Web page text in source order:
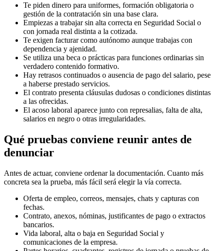
Te piden dinero para uniformes, formación obligatoria o
gestión de la contratación sin una base clara.
Empiezas a trabajar sin alta correcta en Seguridad Social o
con jornada real distinta a la cotizada.
Te exigen facturar como autónomo aunque trabajas con
dependencia y ajenidad.
Se utiliza una beca o prácticas para funciones ordinarias sin
verdadero contenido formativo.
Hay retrasos continuados o ausencia de pago del salario, pese
a haberse prestado servicios.
El contrato presenta cláusulas dudosas o condiciones distintas
a las ofrecidas.
El acoso laboral aparece junto con represalias, falta de alta,
salarios en negro o otras irregularidades.
Qué pruebas conviene reunir antes de
denunciar
Antes de actuar, conviene ordenar la documentación. Cuanto más
concreta sea la prueba, más fácil será elegir la vía correcta.
Oferta de empleo, correos, mensajes, chats y capturas con
fechas.
Contrato, anexos, nóminas, justificantes de pago o extractos
bancarios.
Vida laboral, alta o baja en Seguridad Social y
comunicaciones de la empresa.